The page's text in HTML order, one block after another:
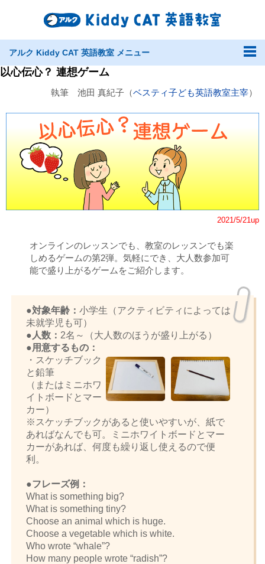
アルク Kiddy CAT 英語教室 メニュー
以心伝心？ 連想ゲーム
執筆 池田 真紀子（ベスティ子ども英語教室主宰）
2021/5/21up
オンラインのレッスンでも、教室のレッスンでも楽
しめるゲームの第2弾。気軽にでき、大人数参加可
能で盛り上がるゲームをご紹介します。
●対象年齢： 小学生（アクティビティによっては
未就学児も可）
●人数： 2名～（大人数のほうが盛り上がる）
●用意するもの：
・スケッチブック
と鉛筆
（またはミニホワ
イトボードとマー
カー）
※スケッチブックがあると使いやすいが、紙で
あればなんでも可。ミニホワイトボードとマー
カーがあれば、何度も繰り返し使えるので便
利。
●フレーズ例：
What is something big?
What is something tiny?
Choose an animal which is huge.
Choose a vegetable which is white.
Who wrote “whale”?
How many people wrote “radish”?